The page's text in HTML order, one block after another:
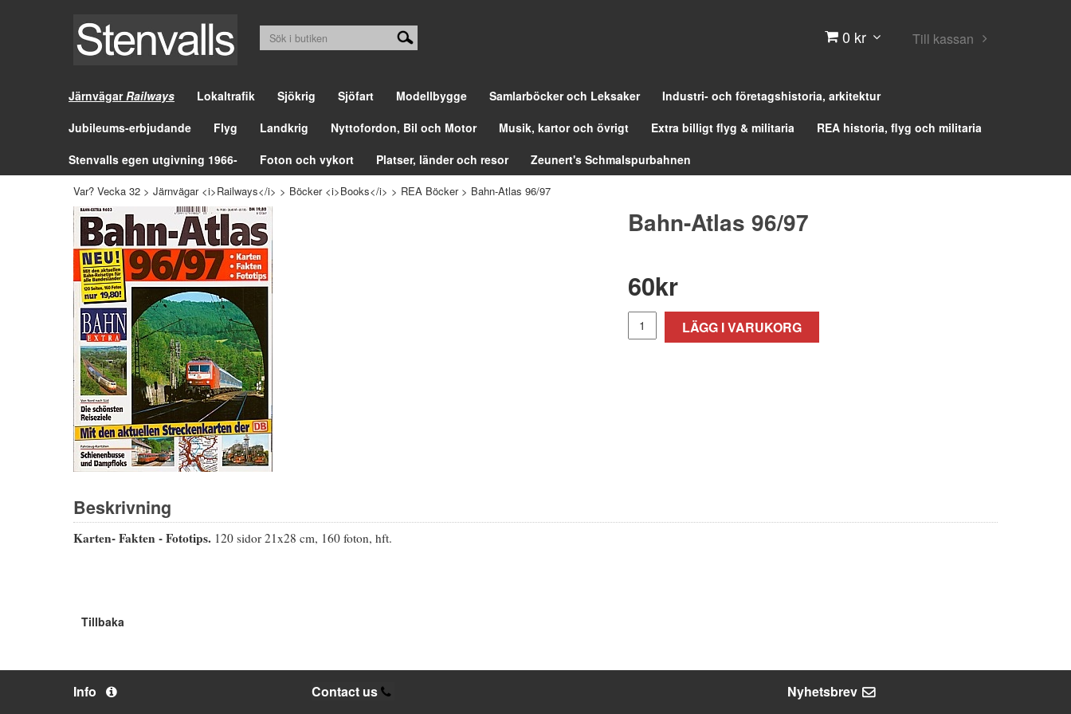
0 kr Till kassan
JärnvägarRailways Lokaltrafik Sjökrig Sjöfart Modellbygge Samlarböcker och Leksaker
Industri- och företagshistoria, arkitektur
Jubileums-erbjudande
Flyg Landkrig Nyttofordon, Bil och Motor Musik, kartor och övrigt Extra billigt flyg & militaria
REA historia, flyg och militaria
Stenvalls egen utgivning 1966-
Foton och vykort Platser, länder och resor Zeunert's Schmalspurbahnen
Var? Vecka 32 > Järnvägar <i>Railways</i> > Böcker <i>Books</i> > REA Böcker> Bahn-Atlas 96/97
Bahn-Atlas 96/97
60kr
LÄGG I VARUKORG
Beskrivning
Karten- Fakten - Fototips. 120 sidor 21x28 cm, 160 foton, hft.
Tillbaka
Info Contact us Nyhetsbrev